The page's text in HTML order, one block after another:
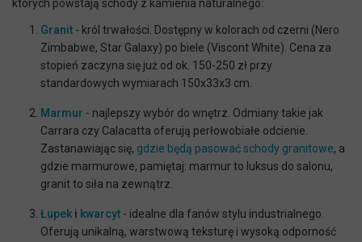
których powstają schody z kamienia naturalnego:
Granit - król trwałości. Dostępny w kolorach od czerni (Nero
Zimbabwe, Star Galaxy) po biele (Viscont White). Cena za
stopień zaczyna się już od ok. 150-250 zł przy
standardowych wymiarach 150x33x3 cm.
Marmur - najlepszy wybór do wnętrz. Odmiany takie jak
Carrara czy Calacatta oferują perłowobiałe odcienie.
Zastanawiając się, gdzie będą pasować schody granitowe, a
gdzie marmurowe, pamiętaj: marmur to luksus do salonu,
granit to siła na zewnątrz.
Łupek i kwarcyt - idealne dla fanów stylu industrialnego.
Oferują unikalną, warstwową teksturę i wysoką odporność